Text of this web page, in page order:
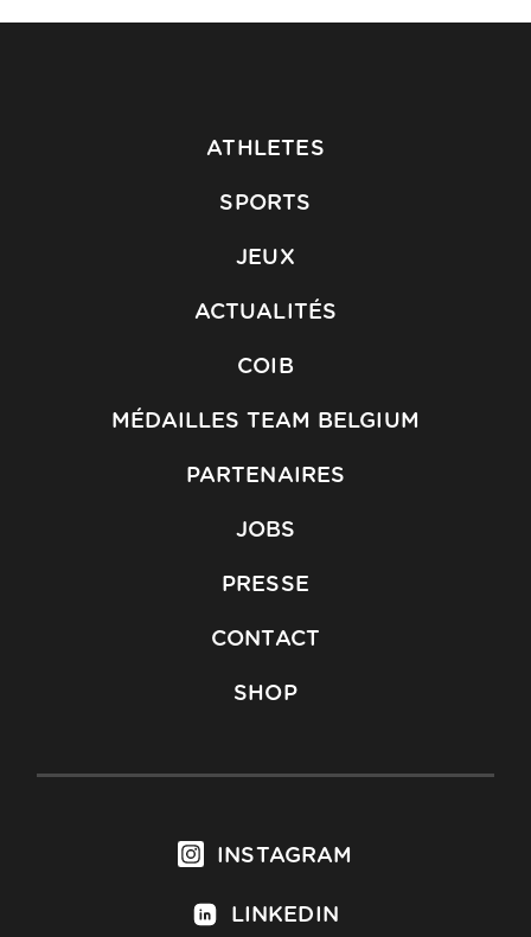
ATHLETES
SPORTS
JEUX
ACTUALITÉS
COIB
MÉDAILLES TEAM BELGIUM
PARTENAIRES
JOBS
PRESSE
CONTACT
SHOP
INSTAGRAM
LINKEDIN